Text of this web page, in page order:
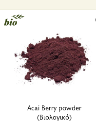
Acai Berry powder
(Βιολογικό)